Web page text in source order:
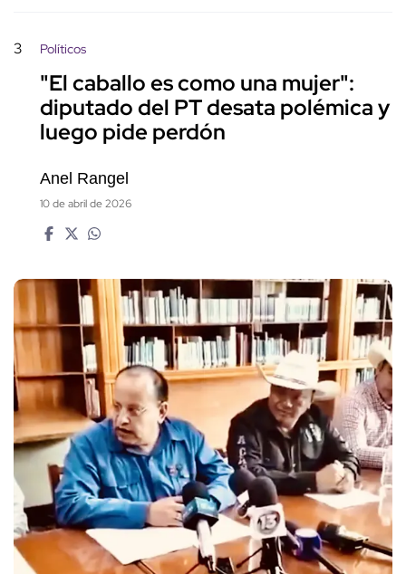
3 Políticos
"El caballo es como una mujer":
diputado del PT desata polémica y
luego pide perdón
Anel Rangel
10 de abril de 2026